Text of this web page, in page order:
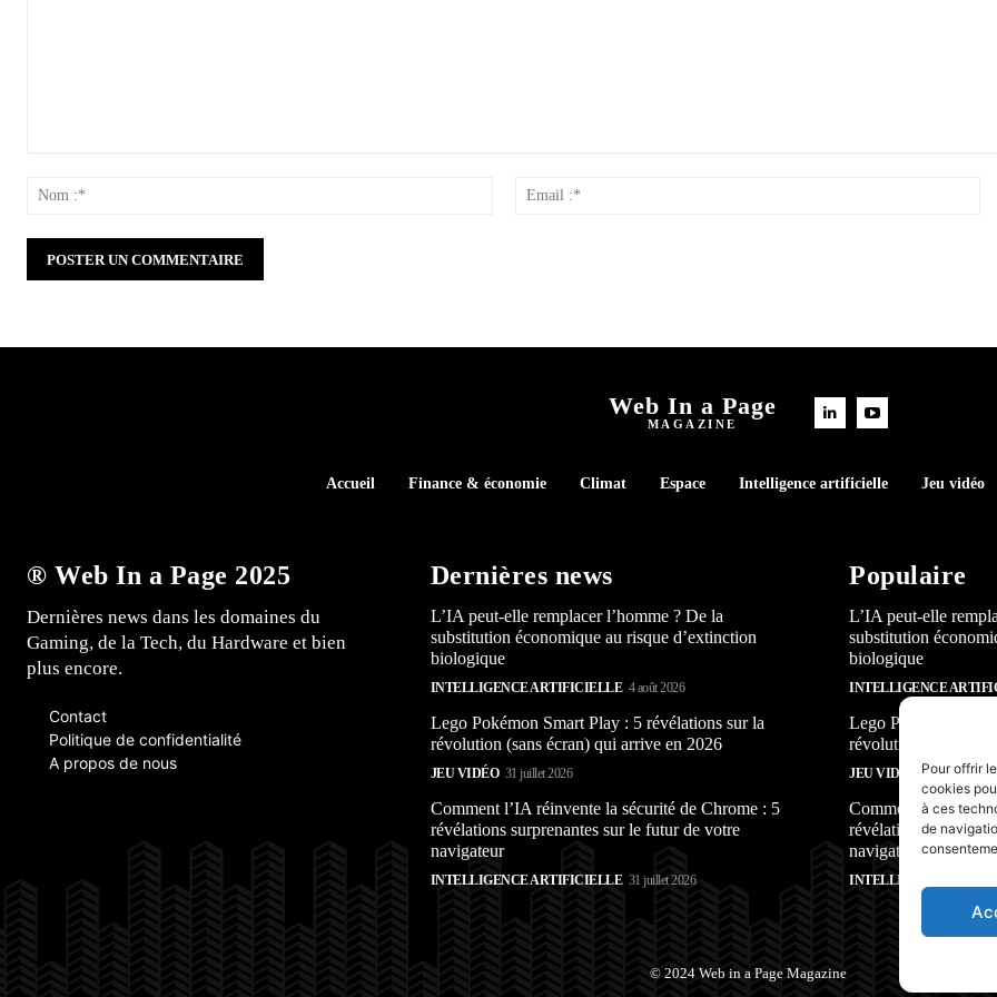
Pour offrir
cookies
à ces
de
Web In a Page
MAGAZINE
Accueil Finance & économie Climat Espace Intelligence artificielle Jeu vidéo
® Web In a Page 2025
Dernières news dans les domaines du
Gaming, de la Tech, du Hardware et bien
plus encore.
Contact
Politique de confidentialité
A propos de nous
Dernières news
L’IA peut-elle remplacer l’homme ? De la
substitution économique au risque d’extinction
biologique
INTELLIGENCE ARTIFICIELLE 4 août 2026
Lego Pokémon Smart Play : 5 révélations sur la
révolution (sans écran) qui arrive en 2026
JEU VIDÉO 31 juillet 2026
Comment l’IA réinvente la sécurité de Chrome : 5
révélations surprenantes sur le futur de votre
navigateur
INTELLIGENCE ARTIFICIELLE 31 juillet 2026
Populaire
L’IA peut-elle
substitution
biologique
INTELLIGENCE
Lego Pokémon
révolution (sans
JEU VIDÉO 31 juillet 2026
Comment l’IA
révélations
navigateur
INTELLIGENCE
© 2024 Web in a Page Magazine